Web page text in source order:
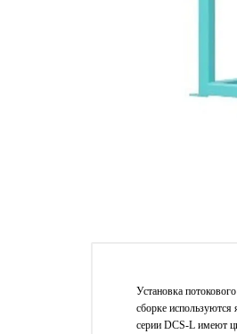
Установка
сборке
серии DCS-L имеют